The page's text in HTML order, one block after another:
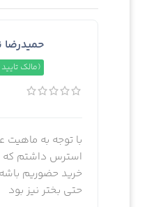
حمیدرضا
(مالک
با توجه به ماهیت
استرس داشتم
خرید حضوریم
حتی بختر نیز بود